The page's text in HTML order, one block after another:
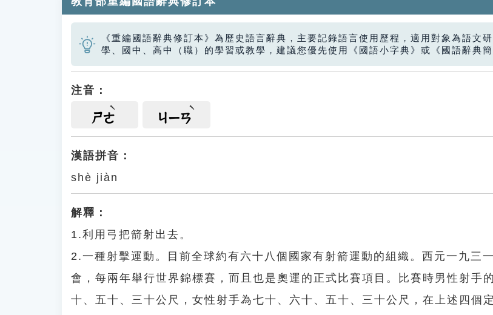
《重編國語辭典修訂本》為歷史語言辭典，主要記錄語言使用歷程，適用對象為語文
學、國中、高中（職）的學習或教學，建議您優先使用《國語小字典》或《國語辭典簡
注音：
ㄕㄜ ㄐㄧㄢ
漢語拼音：
shè jiàn
解釋：
1.利用弓把箭射出去。
2.一種射擊運動。目前全球約有六十八個國家有射箭運動的組織。西元一九三
會，每兩年舉行世界錦標賽，而且也是奧運的正式比賽項目。比賽時男性射手
十、五十、三十公尺，女性射手為七十、六十、五十、三十公尺，在上述四個